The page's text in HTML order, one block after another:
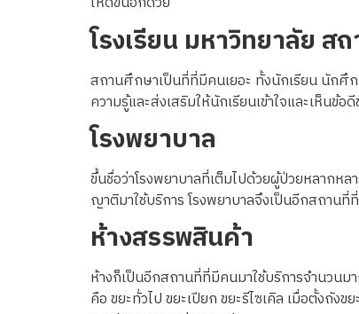
โรงเรียน มหาวิทยาลัย ส
สถานศึกษาเป็นที่ที่มีคนเยอะ ทั้งนักเรียน นักศึก
ความรู้และส่งเสริมให้นักเรียนเข้าใจและเห็น
โรงพยาบาล
ขึ้นชื่อว่าโรงพยาบาลที่เต็มไปด้วยผู้ป่วยหลากห
ญาติมาใช้บริการ โรงพยาบาลจึงเป็นอีกสถานที่
ห้างสรรพสินค้า
ห้างก็เป็นอีกสถานที่ที่มีคนมาใช้บริการจำนวนม
คือ ขยะทั่วไป ขยะเปียก ขยะรีไซเคิล เมื่อตั้งถั